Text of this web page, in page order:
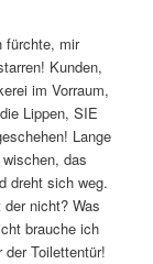
fürchte, mir
Kunden,
im Vorraum,
Lippen, SIE
Lange
das
dreht sich weg.
nicht? Was
brauche ich
Toilettentür!